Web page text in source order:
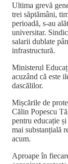
Ultima grevă
trei săptămâni,
perioadă, s-au
universitar.
salarii dublate
infrastructură.
Ministerul
acuzând că este
dascălilor.
Mișcările de
Călin Popescu
pentru educație
mai substanțială
acum.
Aproape în